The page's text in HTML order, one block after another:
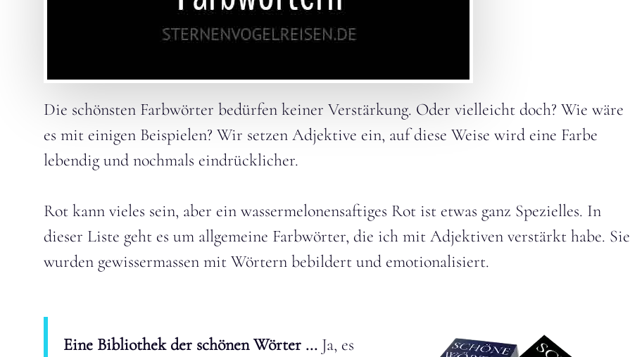
Die schönsten Farbwörter bedürfen keiner Verstärkung. Oder vielleicht doch? Wie wäre
es mit einigen Beispielen? Wir setzen Adjektive ein, auf diese Weise wird eine Farbe
lebendig und nochmals eindrücklicher.
Rot kann vieles sein, aber ein wassermelonensaftiges Rot ist etwas ganz Spezielles. In
dieser Liste geht es um allgemeine Farbwörter, die ich mit Adjektiven verstärkt habe. Sie
wurden gewissermassen mit Wörtern bebildert und emotionalisiert.
Eine Bibliothek der schönen Wörter ... Ja, es